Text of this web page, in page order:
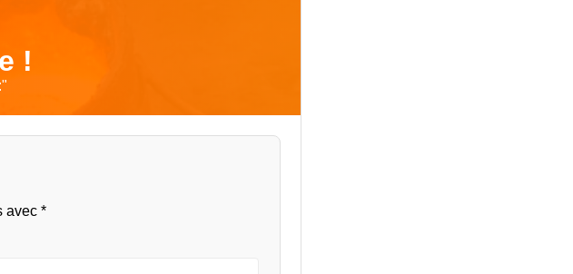
!
"
avec *